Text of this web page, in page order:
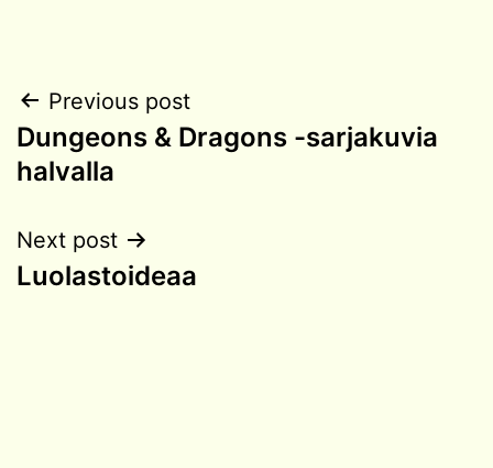
Post
navigation
Previous post
Dungeons & Dragons -sarjakuvia
halvalla
Next post
Luolastoideaa